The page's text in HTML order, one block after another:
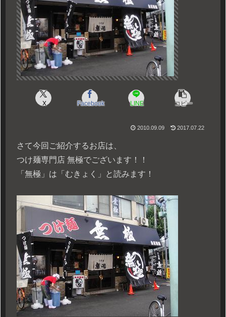
X Facebook LINE コピー
2010.09.09 2017.07.22
さて今回ご紹介するお店は、
つけ麺専門店 無極でございます！！
「無極」は「むきょく」と読みます！